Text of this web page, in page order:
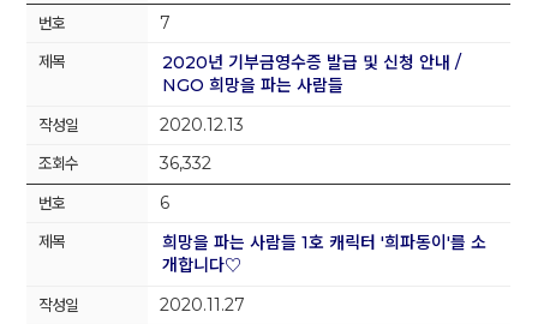
7
2020년 기부금영수증 발급 및 신청 안내 /
NGO 희망을 파는 사람들
2020.12.13
36,332
6
희망을 파는 사람들 1호 캐릭터 '희파동이'를 소
개합니다♡
2020.11.27